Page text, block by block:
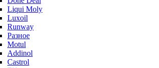
Liqui Moly
Luxoil
Runway
Разное
Motul
Addinol
Castrol